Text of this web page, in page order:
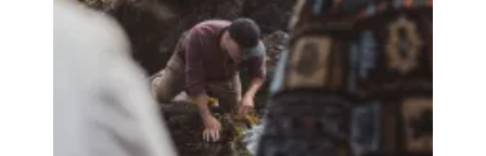
facebook instagram
pinterest
acerca
equipo política de envíos